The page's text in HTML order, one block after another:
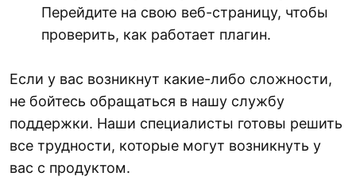
Перейдите на свою веб-страницу, чтобы
проверить, как работает плагин.
Если у вас возникнут какие-либо сложности,
не бойтесь обращаться в нашу службу
поддержки. Наши специалисты готовы решить
все трудности, которые могут возникнуть у
вас с продуктом.